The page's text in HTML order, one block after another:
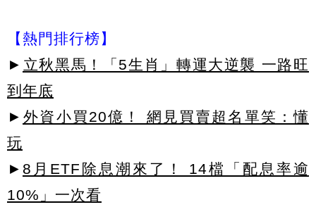
【熱門排行榜】
► 立秋黑馬！「5生肖」轉運大逆襲 一路旺
到年底
► 外資小買20億！ 網見買賣超名單笑：懂
玩
► 8月ETF除息潮來了！ 14檔「配息率逾
10%」一次看